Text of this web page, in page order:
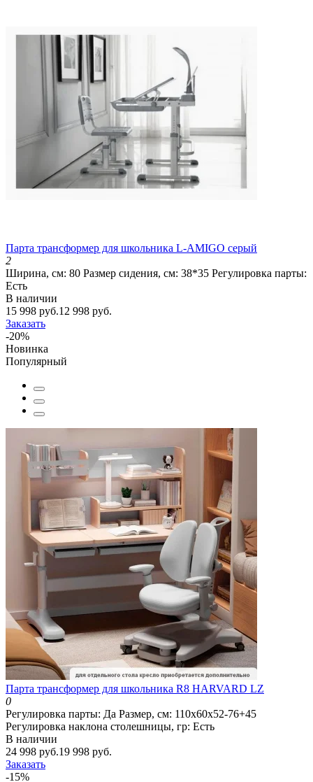
Парта трансформер для школьника L-AMIGO серый
2
Ширина, см: 80 Размер сидения, см: 38*35 Регулировка парты:
Есть
В наличии
15 998 руб.12 998 руб.
Заказать
-20%
Новинка
Популярный
Парта трансформер для школьника R8 HARVARD LZ
0
Регулировка парты: Да Размер, см: 110х60х52-76+45
Регулировка наклона столешницы, гр: Есть
В наличии
24 998 руб.19 998 руб.
Заказать
-15%